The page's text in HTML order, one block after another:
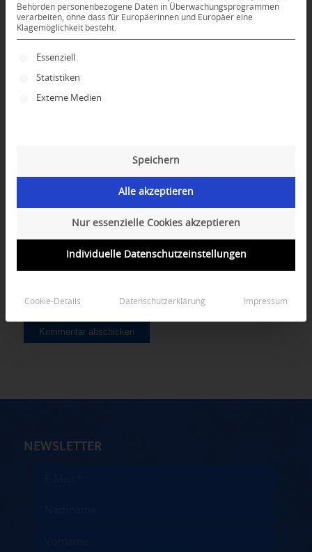
Dein Kommentar
An Diskussion beteiligen?
Hinterlassen Sie uns Ihren Kommentar!
NEWSLETTER
Behörden personenbezogene Daten in Überwachungsprogrammen
verarbeiten, ohne dass für Europäerinnen und Europäer eine
Klagemöglichkeit besteht.
Es folgt eine Liste der Service-Gruppen, für die
Essenziell
Statistiken
Externe Medien
Speichern
Alle akzeptieren
Nur essenzielle Cookies akzeptieren
Individuelle Datenschutzeinstellungen
Cookie-Details Datenschutzerklärung Impressum